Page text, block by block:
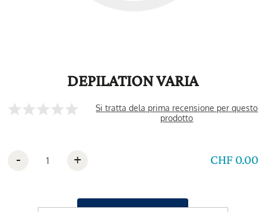
DEPILATION VARIA
Si tratta dela prima recensione per questo
prodotto
CHF 0.00
- +